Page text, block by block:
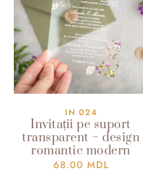
IN 024
Invitații pe suport
transparent – design
romantic modern
68.00 MDL